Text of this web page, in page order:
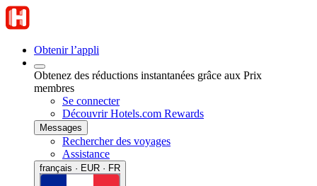
Obtenir l’appli
Obtenez des réductions instantanées grâce aux Prix
membres
Se connecter
Découvrir Hotels.com Rewards
Messages
Rechercher des voyages
Assistance
français · EUR · FR